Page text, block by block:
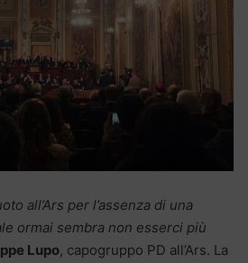
all’Ars per l’assenza di una
ormai sembra non esserci più
Lupo, capogruppo PD all’Ars. La